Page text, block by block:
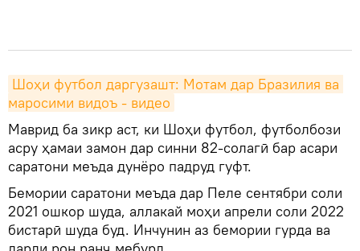
Шоҳи футбол даргузашт: Мотам дар Бразилия ва
маросими видоъ - видео
Маврид ба зикр аст, ки Шоҳи футбол, футболбози
асру ҳамаи замон дар синни 82-солагӣ бар асари
саратони меъда дунёро падруд гуфт.
Бемории саратони меъда дар Пеле сентябри соли
2021 ошкор шуда, аллакай моҳи апрели соли 2022
бистарӣ шуда буд. Инчунин аз бемории гурда ва